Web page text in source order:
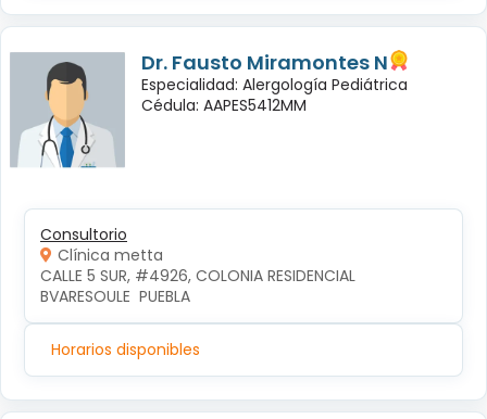
Dr. Fausto Miramontes N
Especialidad: Alergología Pediátrica
Cédula: AAPES5412MM
Consultorio
Clínica metta
CALLE 5 SUR, #4926, COLONIA RESIDENCIAL
BVARESOULE  PUEBLA
Horarios disponibles